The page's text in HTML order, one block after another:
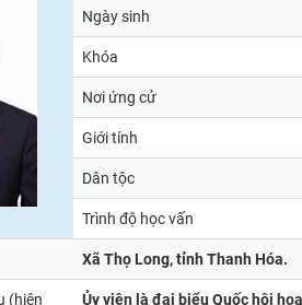
Ngày sinh
Khóa
Nơi ứng cử
Giới tính
Dân tộc
Trình độ học vấn
Xã Thọ Long, tỉnh Thanh Hóa.
(hiện
Ủy viên là đại biểu Quốc hội